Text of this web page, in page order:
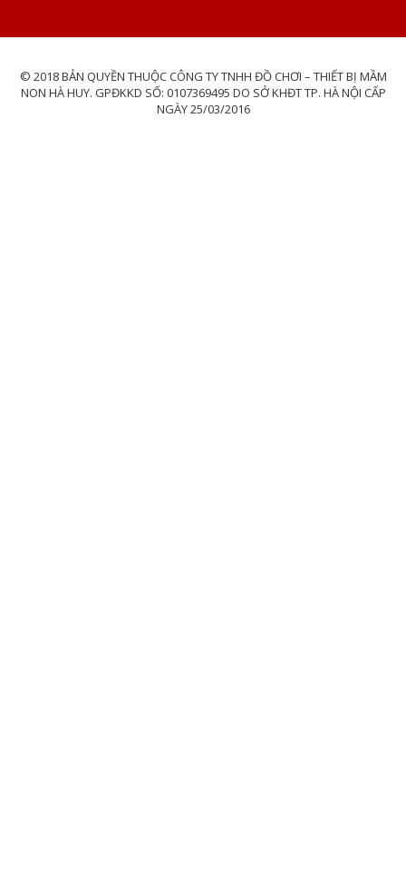
© 2018 BẢN QUYỀN THUỘC CÔNG TY TNHH ĐỒ CHƠI – THIẾT BỊ MẦM
NON HÀ HUY. GPĐKKD SỐ: 0107369495 DO SỞ KHĐT TP. HÀ NỘI CẤP
NGÀY 25/03/2016